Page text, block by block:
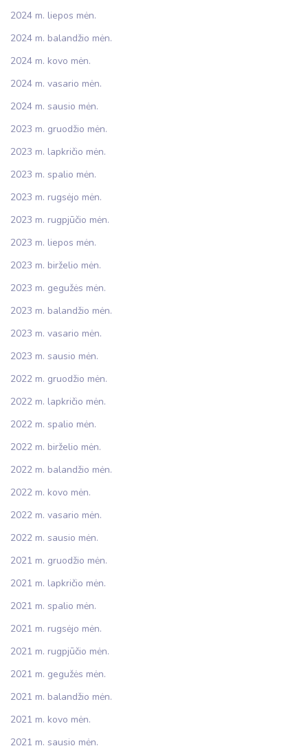
2024 m. liepos mėn.
2024 m. balandžio mėn.
2024 m. kovo mėn.
2024 m. vasario mėn.
2024 m. sausio mėn.
2023 m. gruodžio mėn.
2023 m. lapkričio mėn.
2023 m. spalio mėn.
2023 m. rugsėjo mėn.
2023 m. rugpjūčio mėn.
2023 m. liepos mėn.
2023 m. birželio mėn.
2023 m. gegužės mėn.
2023 m. balandžio mėn.
2023 m. vasario mėn.
2023 m. sausio mėn.
2022 m. gruodžio mėn.
2022 m. lapkričio mėn.
2022 m. spalio mėn.
2022 m. birželio mėn.
2022 m. balandžio mėn.
2022 m. kovo mėn.
2022 m. vasario mėn.
2022 m. sausio mėn.
2021 m. gruodžio mėn.
2021 m. lapkričio mėn.
2021 m. spalio mėn.
2021 m. rugsėjo mėn.
2021 m. rugpjūčio mėn.
2021 m. gegužės mėn.
2021 m. balandžio mėn.
2021 m. kovo mėn.
2021 m. sausio mėn.